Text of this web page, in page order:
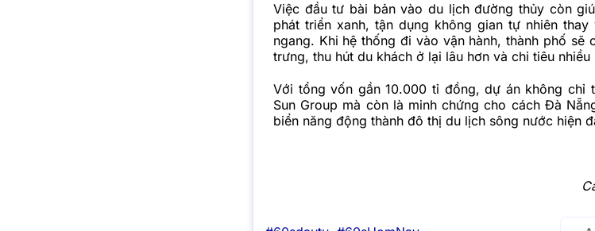
Việc đầu tư bài bản vào du lịch đường thủy còn
phát triển xanh, tận dụng không gian tự nhiên
ngang. Khi hệ thống đi vào vận hành, thành phố sẽ
trưng, thu hút du khách ở lại lâu hơn và chi tiêu nhiều
Với tổng vốn gần 10.000 tỉ đồng, dự án không chỉ
Sun Group mà còn là minh chứng cho cách Đà
biển năng động thành đô thị du lịch sông nước hiện